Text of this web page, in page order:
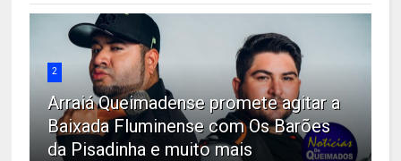
2
Arraiá Queimadense promete agitar a
Baixada Fluminense com Os Barões
da Pisadinha e muito mais